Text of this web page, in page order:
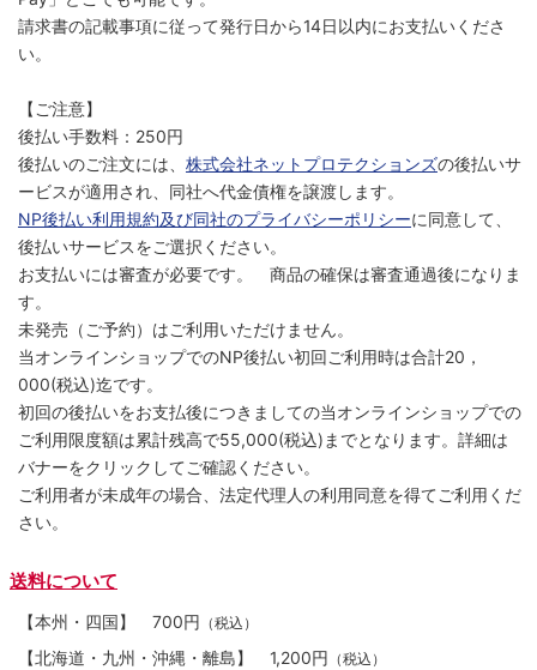
請求書の記載事項に従って発行日から14日以内にお支払いくださ
い。
【ご注意】
後払い手数料：250円
後払いのご注文には、 株式会社ネットプロテクションズの後払いサ
ービスが適用され、同社へ代金債権を譲渡します。
NP後払い利用規約及び同社のプライバシーポリシーに同意して、
後払いサービスをご選択ください。
お支払いには審査が必要です。 商品の確保は審査通過後になりま
す。
未発売（ご予約）はご利用いただけません。
当オンラインショップでのNP後払い初回ご利用時は合計20，
000(税込)迄です。
初回の後払いをお支払後につきましての当オンラインショップでの
ご利用限度額は累計残高で55,000(税込)までとなります。詳細は
バナーをクリックしてご確認ください。
ご利用者が未成年の場合、法定代理人の利用同意を得てご利用くだ
さい。
送料について
【本州・四国】 700円 （税込）
【北海道・九州・沖縄・離島】 1,200円 （税込）